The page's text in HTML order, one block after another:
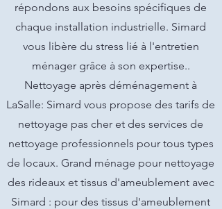
répondons aux besoins spécifiques de
chaque installation industrielle. Simard
vous libère du stress lié à l'entretien
ménager grâce à son expertise..
Nettoyage après déménagement à
LaSalle: Simard vous propose des tarifs de
nettoyage pas cher et des services de
nettoyage professionnels pour tous types
de locaux. Grand ménage pour nettoyage
des rideaux et tissus d'ameublement avec
Simard : pour des tissus d'ameublement